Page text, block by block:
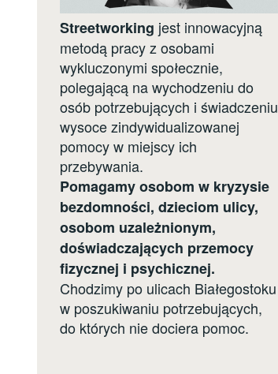
Streetworking jest innowacyjną
metodą pracy z osobami
wykluczonymi społecznie,
polegającą na wychodzeniu do
osób potrzebujących i świadczeniu
wysoce zindywidualizowanej
pomocy w miejscy ich
przebywania.
Pomagamy osobom w kryzysie
bezdomności, dzieciom ulicy,
osobom uzależnionym,
doświadczających przemocy
fizycznej i psychicznej.
Chodzimy po ulicach Białegostoku
w poszukiwaniu potrzebujących,
do których nie dociera pomoc.